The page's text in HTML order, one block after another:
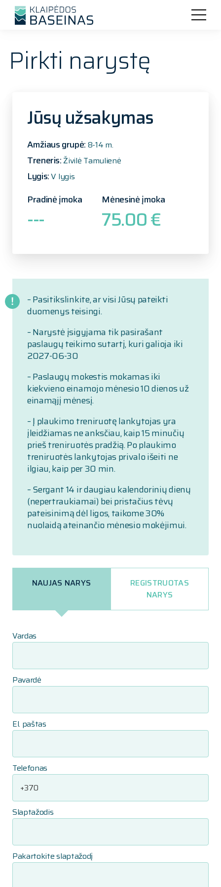
Pirkti narystę
NAUJAS NARYS
REGISTRUOTAS
NARYS
Vardas
Pavardė
El. paštas
Telefonas
Slaptažodis
Pakartokite slaptažodį
Jūsų užsakymas
Amžiaus grupė: 8-14 m.
Treneris:Živilė Tamulienė
Lygis:V lygis
Pradinė įmoka
---
Mėnesinė įmoka
75.00 €
– Pasitikslinkite, ar visi Jūsų pateikti
duomenys teisingi.
– Narystė įsigyjama tik pasirašant
paslaugų teikimo sutartį, kuri galioja iki
2027-06-30
– Paslaugų mokestis mokamas iki
kiekvieno einamojo mėnesio 10 dienos už
einamąjį mėnesį.
– Į plaukimo treniruotę lankytojas yra
įleidžiamas ne anksčiau, kaip 15 minučių
prieš treniruotės pradžią. Po plaukimo
treniruotės lankytojas privalo išeiti ne
ilgiau, kaip per 30 min.
– Sergant 14 ir daugiau kalendorinių dienų
(nepertraukiamai) bei pristačius tėvų
pateisinimą dėl ligos, taikome 30%
nuolaidą ateinančio mėnesio mokėjimui.